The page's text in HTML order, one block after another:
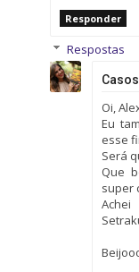
Responder
Respostas
Oi,
Eu
esse
Será
Que
super